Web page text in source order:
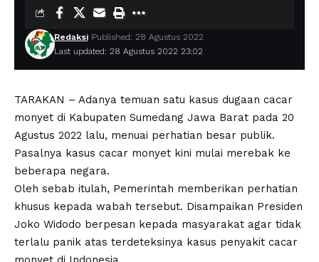
Last updated: 28 Agustus 2022 23:02
Redaksi Published: 28 Agustus 2022
TARAKAN – Adanya temuan satu kasus dugaan cacar
monyet di Kabupaten Sumedang Jawa Barat pada 20
Agustus 2022 lalu, menuai perhatian besar publik.
Pasalnya kasus cacar monyet kini mulai merebak ke
beberapa negara.
Oleh sebab itulah, Pemerintah memberikan perhatian
khusus kepada wabah tersebut. Disampaikan Presiden
Joko Widodo berpesan kepada masyarakat agar tidak
terlalu panik atas terdeteksinya kasus penyakit cacar